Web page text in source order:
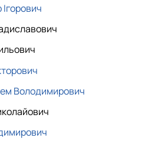
Володимирович